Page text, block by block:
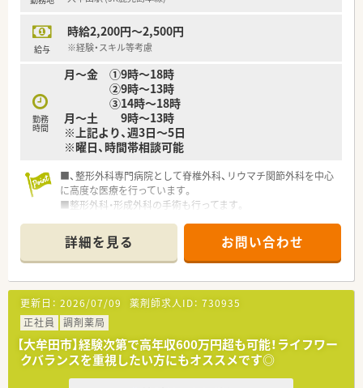
給与
時給2,200円～2,500円
※経験・スキル等考慮
勤務
時間
月～金 ➀9時～18時
➁9時～13時
➂14時～18時
月～土 9時～13時
※上記より、週3日～5日
※曜日、時間帯相談可能
■、整形外科専門病院として脊椎外科、リウマチ関節外科を中心
に高度な医療を行っています。
■整形外科・形成外科の手術も行ってます。
・子どもが病気の時に休みが取れるよう配慮をしております。
・学校、保育園行事の時に休みが取れるよう配慮をしておりま
す。
■自宅より2Km以上の場合、無料駐車場利用可です。
詳細を見る お問い合わせ
更新日： 2026/07/09 薬剤師求人ID： 730935
正社員
調剤薬局
【大牟田市】経験次第で高年収600万円超も可能！ライフワー
クバランスを重視したい方にもオススメです◎